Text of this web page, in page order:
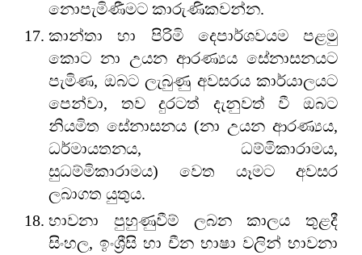
නොපැමිණීමට කාරුණිකවන්න.
කාන්තා හා පිරිමි දෙපාර්ශවයම පළමු
කොට නා උයන ආරණ්‍යය ‌සේනාසනයට
පැමිණ, ඔබට ලැබුණු අවසරය කාර්යාලයට
පෙන්වා, තව දුරටත් දැනුවත් වී ඔබට
නියමිත සේනාසනය (නා උයන ආරණ්‍යය,
ධර්මායතනය, ධම්මිකාරාමය,
සුධම්මිකාරාමය) වෙත යෑමට අවසර
ලබාගත යුතුය.
භාවනා පුහුණුවීම් ලබන කාලය තුළදී
සිංහල, ඉංශ්‍රීසි හා චීන භාෂා වලින් භාවනා